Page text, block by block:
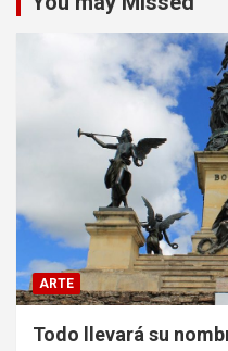
ARTE
Todo llevará su